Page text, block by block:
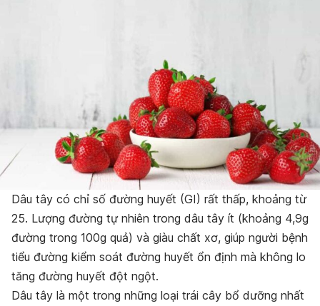
Dâu tây có chỉ số đường huyết (GI) rất thấp, khoảng từ
25. Lượng đường tự nhiên trong dâu tây ít (khoảng 4,9g
đường trong 100g quả) và giàu chất xơ, giúp người bệnh
tiểu đường kiểm soát đường huyết ổn định mà không lo
tăng đường huyết đột ngột.
Dâu tây là một trong những loại trái cây bổ dưỡng nhất